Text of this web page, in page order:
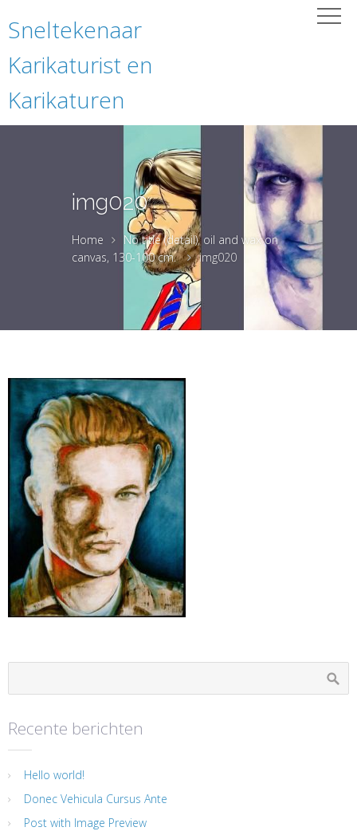
Sneltekenaar
Karikaturist en
Karikaturen
img020
Home
No title (detail), oil and wax on
canvas, 130-100 cm.
img020
Recente berichten
Hello world!
Donec Vehicula Cursus Ante
Post with Image Preview